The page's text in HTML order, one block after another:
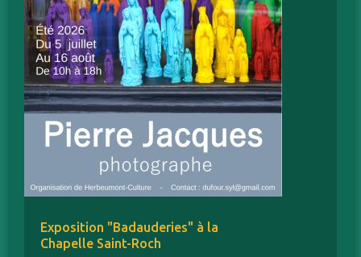
Exposition "Badauderies" à la
Chapelle Saint-Roch